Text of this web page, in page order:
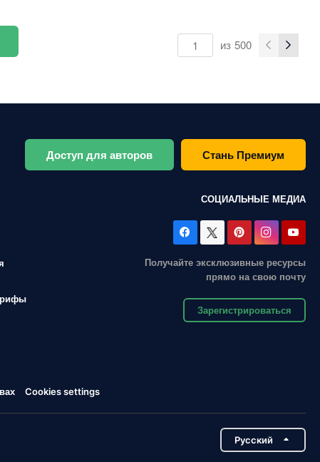
из 500
Доступ для авторов Стань Премиум
СОЦИАЛЬНЫЕ МЕДИА
Получайте эксклюзивные ресурсы
прямо на свою почту
Зарегистрироваться
Cookies settings
Pусский